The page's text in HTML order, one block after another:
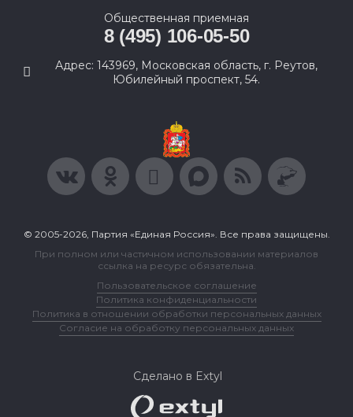
Общественная приемная
8 (495) 106-05-50
Адрес: 143969, Московская область, г. Реутов,
Юбилейный проспект, 54.
© 2005-2026, Партия «Единая Россия». Все права защищены.
При полном или частичном использовании материалов
ссылка на ресурс обязательна.
Пользовательское соглашение
Политика конфиденциальности
Политика в отношении обработки персональных данных
Согласие на обработку персональных данных
Сделано в Extyl